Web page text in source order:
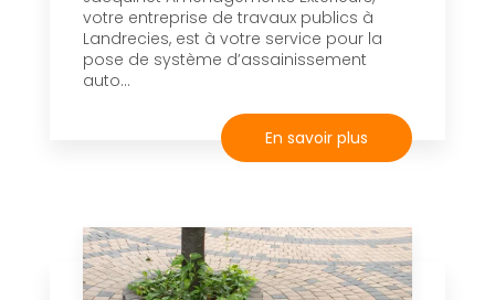
votre entreprise de travaux publics à
Landrecies, est à votre service pour la
pose de système d’assainissement
auto...
En savoir plus